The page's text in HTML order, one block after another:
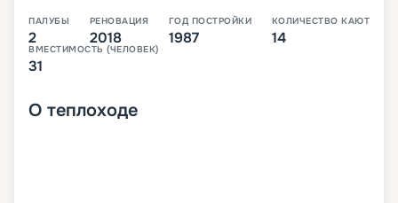
ПАЛУБЫ
2
РЕНОВАЦИЯ
2018
ГОД ПОСТРОЙКИ
1987
КОЛИЧЕСТВО КАЮТ
14
ВМЕСТИМОСТЬ (ЧЕЛОВЕК)
31
О теплоходе